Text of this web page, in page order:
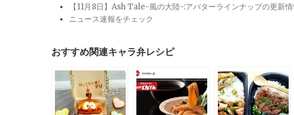
【11月8日】Ash Tale-風の大陸-:アバターラインナップの更新
ニュース速報をチェック
おすすめ関連キャラ弁レシピ